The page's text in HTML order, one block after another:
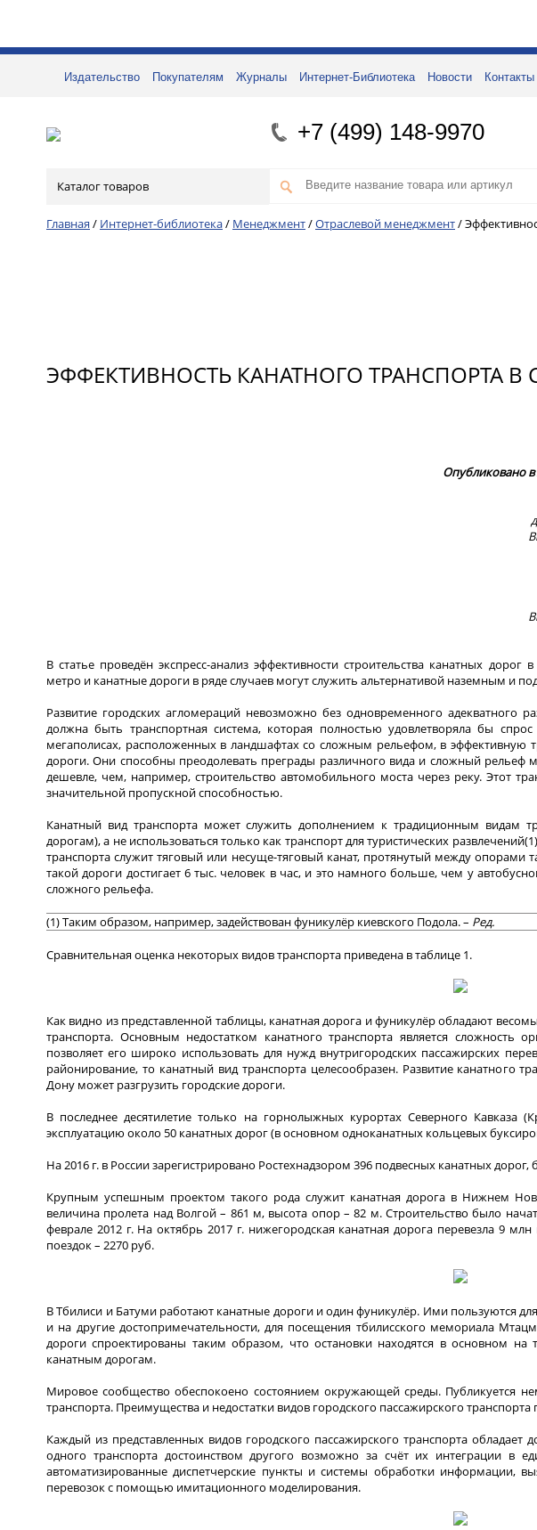
Издательство Покупателям Журналы Интернет-Библиотека Новости Контакты
+7 (499) 148-9970
Каталог товаров
Главная / Интернет-библиотека/ Менеджмент/Отраслевой менеджмент/
ЭФФЕКТИВНОСТЬ КАНАТНОГО ТРАНСПОРТА
Опубликовано
В статье проведён экспресс-анализ эффективности строительства канатных
метро и канатные дороги в ряде случаев могут служить альтернативой наземным и
Развитие городских агломераций невозможно без одновременного адекватного
должна быть транспортная система, которая полностью удовлетворяла бы
мегаполисах, расположенных в ландшафтах со сложным рельефом, в эффективную
дороги. Они способны преодолевать преграды различного вида и сложный рельеф
дешевле, чем, например, строительство автомобильного моста через реку. Этот
значительной пропускной способностью.
Канатный вид транспорта может служить дополнением к традиционным видам
дорогам), а не использоваться только как транспорт для туристических
транспорта служит тяговый или несуще-тяговый канат, протянутый между опорами
такой дороги достигает 6 тыс. человек в час, и это намного больше, чем у
сложного рельефа.
(1) Таким образом, например, задействован фуникулёр киевского Подола. – Ред.
Сравнительная оценка некоторых видов транспорта приведена в таблице 1.
Как видно из представленной таблицы, канатная дорога и фуникулёр обладают
транспорта. Основным недостатком канатного транспорта является сложность
позволяет его широко использовать для нужд внутригородских пассажирских
районирование, то канатный вид транспорта целесообразен. Развитие канатного
Дону может разгрузить городские дороги.
В последнее десятилетие только на горнолыжных курортах Северного Кавказа
эксплуатацию около 50 канатных дорог (в основном одноканатных кольцевых
На 2016 г. в России зарегистрировано Ростехнадзором 396 подвесных канатных
Крупным успешным проектом такого рода служит канатная дорога в Нижнем
величина пролета над Волгой – 861 м, высота опор – 82 м. Строительство было
феврале 2012 г. На октябрь 2017 г. нижегородская канатная дорога перевезла 9
поездок – 2270 руб.
В Тбилиси и Батуми работают канатные дороги и один фуникулёр. Ими пользуются
и на другие достопримечательности, для посещения тбилисского мемориала
дороги спроектированы таким образом, что остановки находятся в основном
канатным дорогам.
Мировое сообщество обеспокоено состоянием окружающей среды. Публикуется
транспорта. Преимущества и недостатки видов городского пассажирского транспорта
Каждый из представленных видов городского пассажирского транспорта обладает
одного транспорта достоинством другого возможно за счёт их интеграции в
автоматизированные диспетчерские пункты и системы обработки информации,
перевозок с помощью имитационного моделирования.